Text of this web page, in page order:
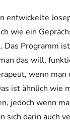
entwickelte
wie ein
Das Programm
das will,
wenn man
ist ähnlich wie
jedoch wenn
sich darin auch